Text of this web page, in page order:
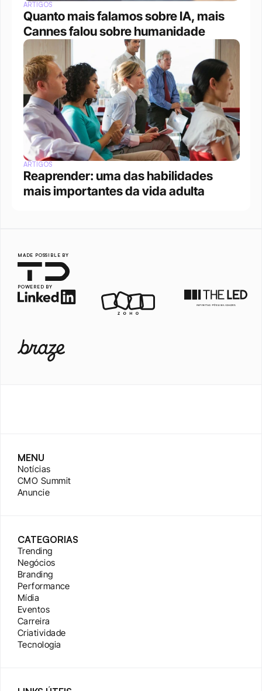
ARTIGOS
Quanto mais falamos sobre IA, mais
Cannes falou sobre humanidade
ARTIGOS
Reaprender: uma das habilidades
mais importantes da vida adulta
MADE POSSIBLE BY
POWERED BY
MENU
Notícias
CMO Summit
Anuncie
CATEGORIAS
Trending
Negócios
Branding
Performance
Mídia
Eventos
Carreira
Criatividade
Tecnologia